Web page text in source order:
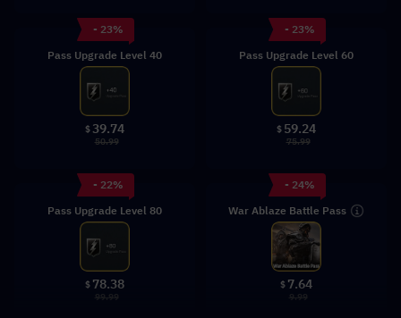
- 23%
Pass Upgrade Level 40
$39.74
50.99
- 23%
Pass Upgrade Level 60
$ 59.24
75.99
- 22%
Pass Upgrade Level 80
$ 78.38
99.99
- 24%
War Ablaze Battle Pass
$ 7.64
9.99